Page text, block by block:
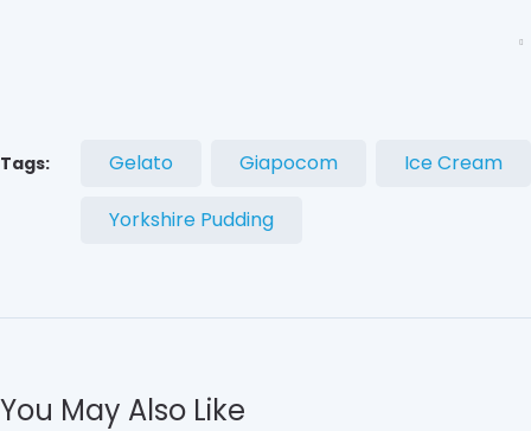
Tags: Gelato Giapocom Ice Cream
Yorkshire Pudding
You May Also Like